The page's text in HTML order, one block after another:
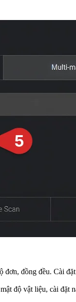
đơn, đồng đều. Cài
độ vật liệu, cài đặt